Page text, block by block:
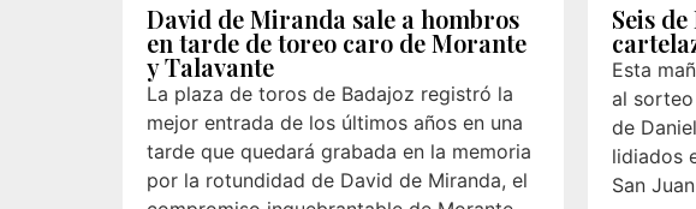
David de Miranda sale a hombros
en tarde de toreo caro de Morante
y Talavante
La plaza de toros de Badajoz registró la
mejor entrada de los últimos años en una
tarde que quedará grabada en la memoria
por la rotundidad de David de Miranda, el
Seis
Esta
al
de
lidiados
San